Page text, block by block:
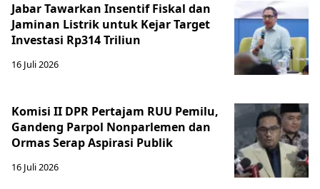
Jabar Tawarkan Insentif Fiskal dan
Jaminan Listrik untuk Kejar Target
Investasi Rp314 Triliun
16 Juli 2026
Komisi II DPR Pertajam RUU Pemilu,
Gandeng Parpol Nonparlemen dan
Ormas Serap Aspirasi Publik
16 Juli 2026